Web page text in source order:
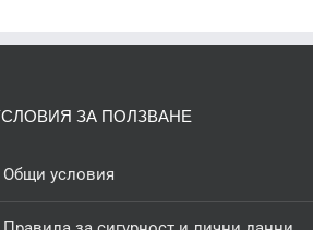
ЗА ПОЛЗВАНЕ
Общи условия